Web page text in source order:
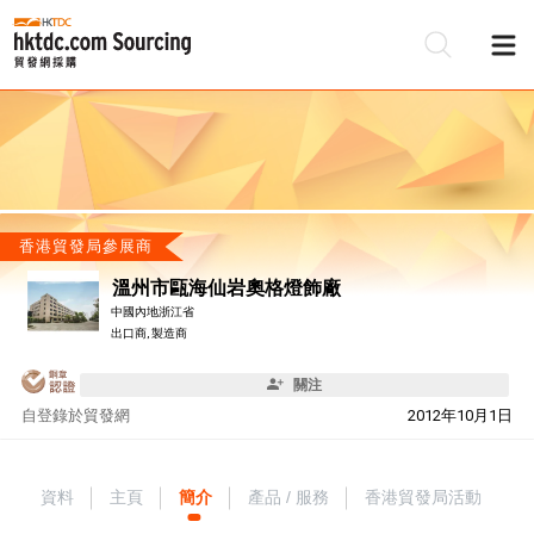
香港貿發局參展商
溫州市甌海仙岩奧格燈飾廠
中國內地浙江省
出口商, 製造商
關注
自 2012年10月1日
登錄於貿發網
資料 主頁 簡介 產品 / 服務 香港貿發局活動